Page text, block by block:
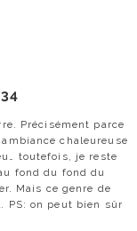
Précisément parce
chaleureuse
toutefois, je reste
fond du fond du
Mais ce genre de
PS: on peut bien sûr